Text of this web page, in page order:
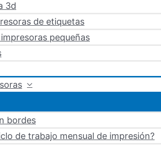
3d
de etiquetas
pequeñas
bordes
de trabajo mensual de impresión?